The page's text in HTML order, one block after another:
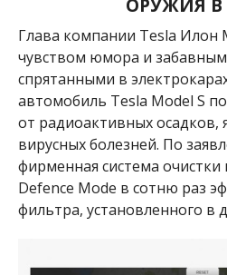
ОРУЖИЯ В
Глава компании Tesla Илон
чувством юмора и
спрятанными в
автомобиль Tesla Model S
от радиоактивных осадков,
вирусных болезней. По
фирменная система очистки
Defence Mode в сотню раз
фильтра, установленного в